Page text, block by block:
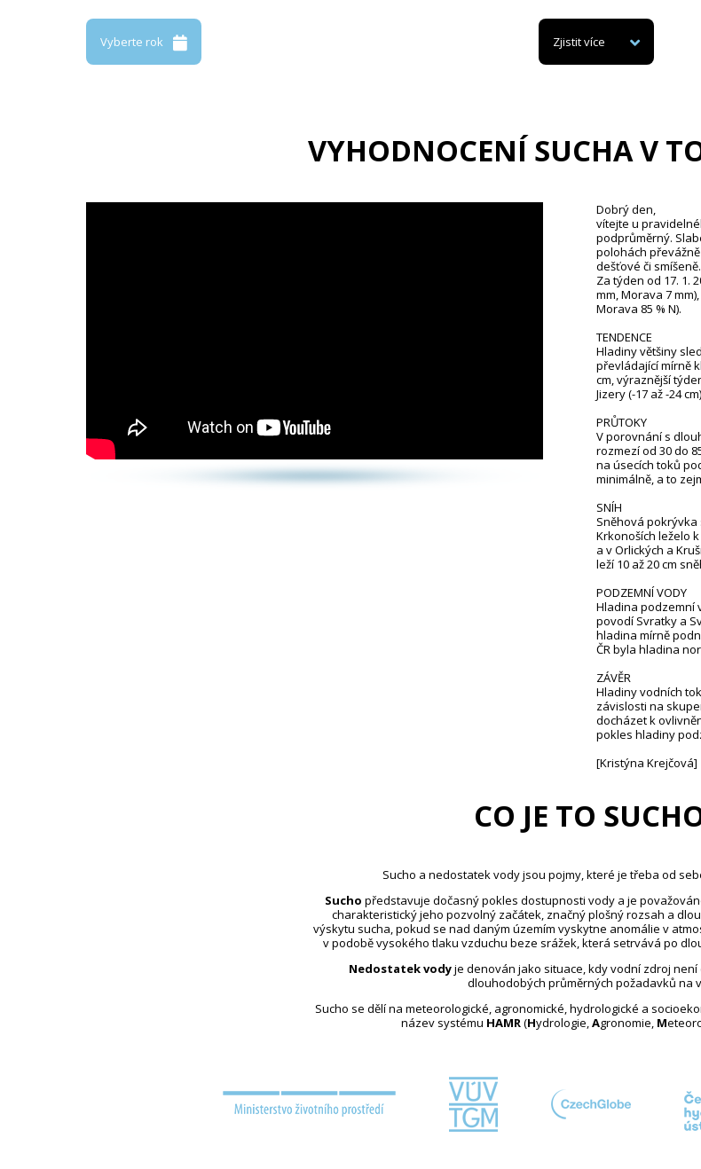
Vyberte rok Zjistit více
VYHODNOCENÍ SUCHA V
Dobrý den,
vítejte u
podprůměrný.
polohách
dešťové či smíšeně.
Za týden od 17. 1.
mm, Morava 7
Morava 85 % N).
TENDENCE
Hladiny většiny
převládající mírně
cm, výraznější
Jizery (-17 až -24
PRŮTOKY
V porovnání s
rozmezí od 30 do
na úsecích toků
minimálně, a to
SNÍH
Sněhová pokrývka
Krkonoších leželo
a v Orlických a
leží 10 až 20 cm
PODZEMNÍ VODY
Hladina podzemní
povodí Svratky a
hladina mírně
ČR byla hladina
ZÁVĚR
Hladiny vodních
závislosti na
docházet k
pokles hladiny
[Kristýna Krejčová]
CO JE TO
Sucho a nedostatek vody jsou pojmy, které je třeba od
Sucho představuje dočasný pokles dostupnosti vody a je
charakteristický jeho pozvolný začátek, značný plošný rozsah a
výskytu sucha, pokud se nad daným územím vyskytne anomálie v
v podobě vysokého tlaku vzduchu beze srážek, která setrvává po
Nedostatek vodyje definován jako situace, kdy vodní zdroj
dlouhodobých průměrných požadavků na
Sucho se dělí na meteorologické, agronomické, hydrologické a
název systému HAMR(Hydrologie,Agronomie, M